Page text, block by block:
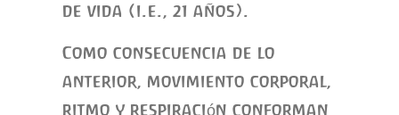
de vida (i.e., 21 años).
Como consecuencia de lo
anterior, movimiento corporal,
ritmo y respiración conforman